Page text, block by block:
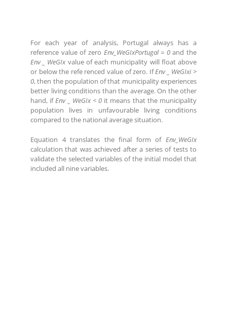
For each year of analysis, Portugal always has a
reference value of zero Env_WeGIxPortugal = 0and the
Env _ WeGIxvalue of each municipality will float above
or below the refe renced value of zero. IfEnv _ WeGIxi >
0, then the population of that municipality experiences
better living conditions than the average. On the other
hand, ifEnv _ WeGIx < 0 it means that the municipality
population lives in unfavourable living conditions
compared to the national average situation.
Equation 4 translates the final form of Env_WeGIx
calculation that was achieved after a series of tests to
validate the selected variables of the initial model that
included all nine variables.